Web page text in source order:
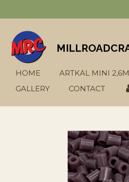
direct
de
hoofdinhoud
HOME ARTKAL MINI
GALLERY
CONTACT